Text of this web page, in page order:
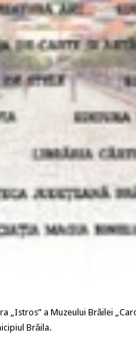
„Istros” a Muzeului Brăilei
Brăila.